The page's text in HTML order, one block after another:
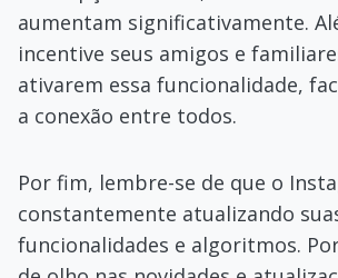
aumentam significativamente.
incentive seus amigos e
ativarem essa funcionalidade,
a conexão entre todos.
Por fim, lembre-se de que o
constantemente atualizando
funcionalidades e algoritmos.